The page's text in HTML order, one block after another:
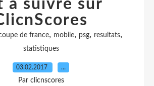
à suivre sur
de france, mobile, psg, resultats,
statistiques
03.02.2017 …
Par clicnscores